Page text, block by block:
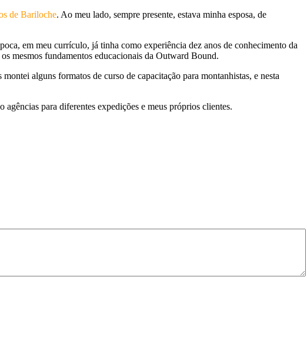
de Bariloche. Ao meu lado, sempre presente, estava minha esposa, de
em meu currículo, já tinha como experiência dez anos de conhecimento da
mesmos fundamentos educacionais da Outward Bound.
alguns formatos de curso de capacitação para montanhistas, e nesta
para diferentes expedições e meus próprios clientes.